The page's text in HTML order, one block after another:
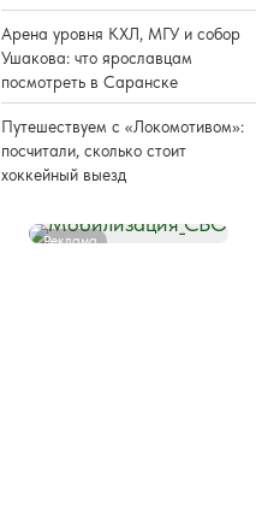
Арена уровня КХЛ, МГУ и собор
Ушакова: что ярославцам
посмотреть в Саранске
Путешествуем с «Локомотивом»:
посчитали, сколько стоит
хоккейный выезд
Реклама